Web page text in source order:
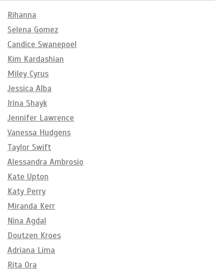
Rihanna
Selena Gomez
Candice Swanepoel
Kim Kardashian
Miley Cyrus
Jessica Alba
Irina Shayk
Jennifer Lawrence
Vanessa Hudgens
Taylor Swift
Alessandra Ambrosio
Kate Upton
Katy Perry
Miranda Kerr
Nina Agdal
Doutzen Kroes
Adriana Lima
Rita Ora